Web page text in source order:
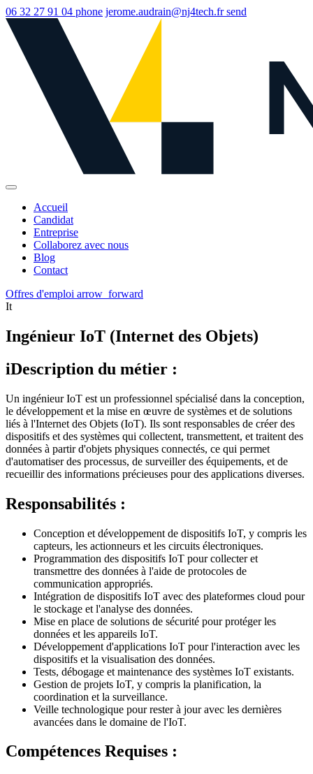
06 32 27 91 04 phone jerome.audrain@nj4tech.frsend
Accueil
Candidat
Entreprise
Collaborez avec nous
Blog
Contact
Offres d'emploi arrow_forward
It
Ingénieur IoT (Internet des Objets)
iDescription du métier :
Un ingénieur IoT est un professionnel spécialisé dans la conception,
le développement et la mise en œuvre de systèmes et de solutions
liés à l'Internet des Objets (IoT). Ils sont responsables de créer des
dispositifs et des systèmes qui collectent, transmettent, et traitent des
données à partir d'objets physiques connectés, ce qui permet
d'automatiser des processus, de surveiller des équipements, et de
recueillir des informations précieuses pour des applications diverses.
Responsabilités :
Conception et développement de dispositifs IoT, y compris les
capteurs, les actionneurs et les circuits électroniques.
Programmation des dispositifs IoT pour collecter et
transmettre des données à l'aide de protocoles de
communication appropriés.
Intégration de dispositifs IoT avec des plateformes cloud pour
le stockage et l'analyse des données.
Mise en place de solutions de sécurité pour protéger les
données et les appareils IoT.
Développement d'applications IoT pour l'interaction avec les
dispositifs et la visualisation des données.
Tests, débogage et maintenance des systèmes IoT existants.
Gestion de projets IoT, y compris la planification, la
coordination et la surveillance.
Veille technologique pour rester à jour avec les dernières
avancées dans le domaine de l'IoT.
Compétences Requises :